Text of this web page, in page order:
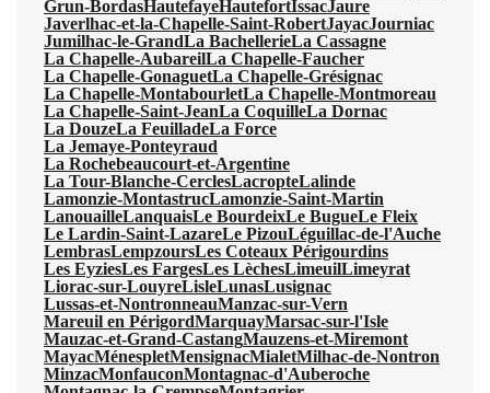
Grun-BordasHautefayeHautefortIssacJaure
Javerlhac-et-la-Chapelle-Saint-RobertJayacJourniac
Jumilhac-le-GrandLa BachellerieLa Cassagne
La Chapelle-AubareilLa Chapelle-Faucher
La Chapelle-GonaguetLa Chapelle-Grésignac
La Chapelle-MontabourletLa Chapelle-Montmoreau
La Chapelle-Saint-JeanLa CoquilleLa Dornac
La DouzeLa FeuilladeLa Force
La Jemaye-Ponteyraud
La Rochebeaucourt-et-Argentine
La Tour-Blanche-CerclesLacropteLalinde
Lamonzie-MontastrucLamonzie-Saint-Martin
LanouailleLanquaisLe BourdeixLe BugueLe Fleix
Le Lardin-Saint-LazareLe PizouLéguillac-de-l'Auche
LembrasLempzoursLes Coteaux Périgourdins
Les EyziesLes FargesLes LèchesLimeuilLimeyrat
Liorac-sur-LouyreLisleLunasLusignac
Lussas-et-NontronneauManzac-sur-Vern
Mareuil en PérigordMarquayMarsac-sur-l'Isle
Mauzac-et-Grand-CastangMauzens-et-Miremont
MayacMénespletMensignacMialetMilhac-de-Nontron
MinzacMonfauconMontagnac-d'Auberoche